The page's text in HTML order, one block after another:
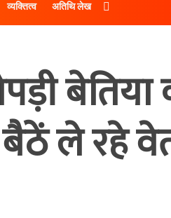
व्यक्तित्व अतिथि लेख
बेतिया
बैठें ले रहे